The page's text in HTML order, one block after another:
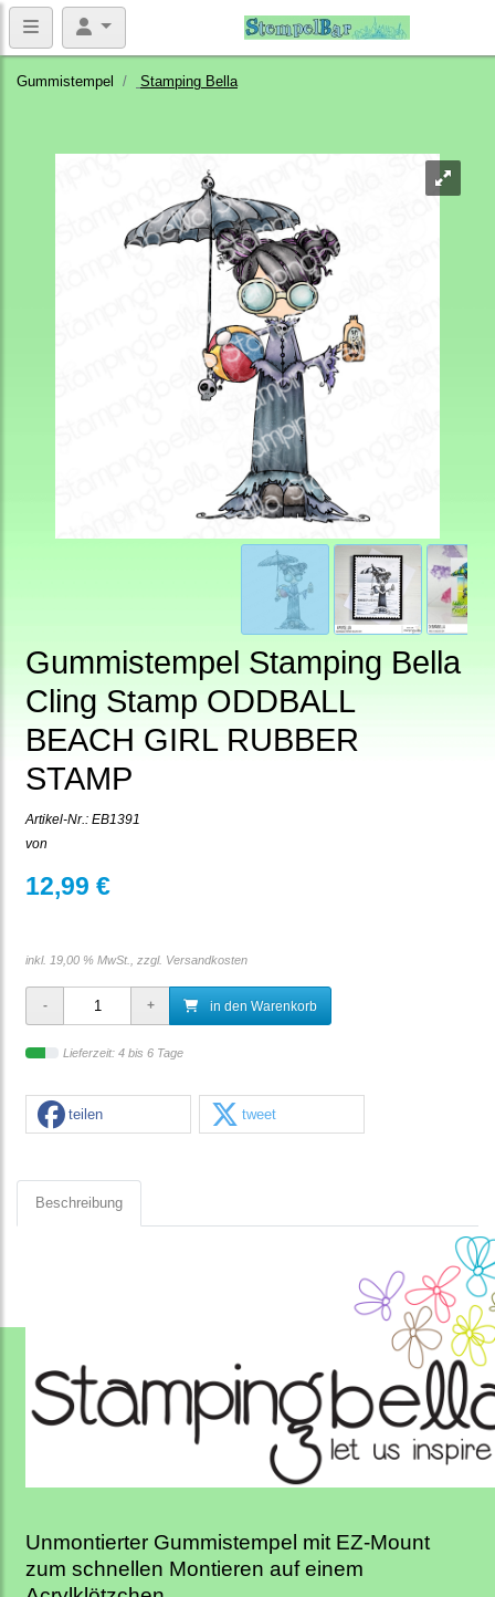
Gummistempel Stamping Bella
Gummistempel Stamping Bella
Cling Stamp ODDBALL
BEACH GIRL RUBBER
STAMP
Artikel-Nr.: EB1391
von
12,99 €
inkl. 19,00 % MwSt., zzgl. Versandkosten
in den Warenkorb
Lieferzeit: 4 bis 6 Tage
teilen tweet
Beschreibung
Unmontierter Gummistempel mit EZ-Mount
zum schnellen Montieren auf einem